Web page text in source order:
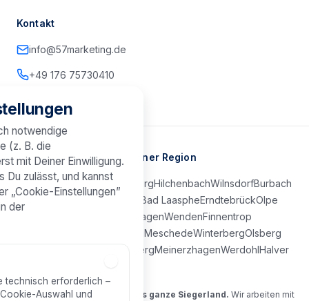
Kontakt
info@57marketing.de
+49 176 75730410
Marketing-Agentur in Deiner Region
Kreuztal NetphenFreudenbergHilchenbachWilnsdorfBurbach
Bad Berleburg Bad LaaspheErndtebrückOlpe
DrolshagenWendenFinnentrop
MeschedeWinterbergOlsberg
PlettenbergMeinerzhagenWerdohl Halver
Deine Agentur für Siegen und das ganze Siegerland. Wir arbeiten mit
notwendige
(z. B. die
mit Deiner Einwilligung.
Du zulässt, und kannst
„Cookie-Einstellungen”
der
technisch erforderlich –
Auswahl und